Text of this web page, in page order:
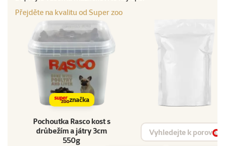
Přejděte na kvalitu od Super zoo
značka
Pochoutka Rasco kost s
drůbežím a játry 3cm
550g
Vyhledat produkt